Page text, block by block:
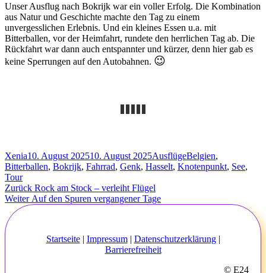
Unser Ausflug nach Bokrijk war ein voller Erfolg. Die Kombination
aus Natur und Geschichte machte den Tag zu einem
unvergesslichen Erlebnis. Und ein kleines Essen u.a. mit
Bitterballen, vor der Heimfahrt, rundete den herrlichen Tag ab. Die
Rückfahrt war dann auch entspannter und kürzer, denn hier gab es
keine Sperrungen auf den Autobahnen. 😉
Autor
XeniaVeröffentlicht
am
10. August 202510. August 2025Kategorien
AusflügeSchlagwörter
Belgien,
Bitterballen, Bokrijk, Fahrrad, Genk, Hasselt, Knotenpunkt, See,
Tour
Beitragsnavigation
Zurück Vorheriger
Beitrag:
Rock am Stock – verleiht Flügel
Weiter Nächster
Beitrag:
Auf den Spuren vergangener Tage
Startseite| Impressum| Datenschutzerklärung|
Barrierefreiheit
© E24